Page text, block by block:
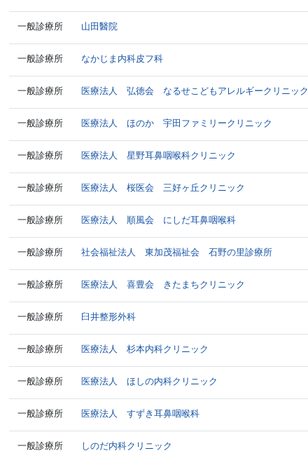
一般診療所 山田醫院
一般診療所 なかじま内科皮フ科
一般診療所 医療法人 弘徳会 なるせこどもアレルギークリニック
一般診療所 医療法人 ほのか 宇田ファミリークリニック
一般診療所 医療法人 星野耳鼻咽喉科クリニック
一般診療所 医療法人 桜医会 三好ヶ丘クリニック
一般診療所 医療法人 順風会 にしだ耳鼻咽喉科
一般診療所 社会福祉法人 東加茂福祉会 石野の里診療所
一般診療所 医療法人 喜豊会 きたまちクリニック
一般診療所 臼井整形外科
一般診療所 医療法人 杉本内科クリニック
一般診療所 医療法人 ほしの内科クリニック
一般診療所 医療法人 すずき耳鼻咽喉科
一般診療所 しのだ内科クリニック